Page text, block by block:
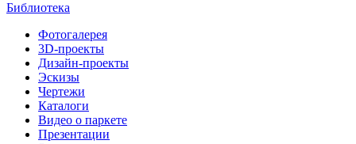
Библиотека
Фотогалерея
3D-проекты
Дизайн-проекты
Эскизы
Чертежи
Каталоги
Видео о паркете
Презентации